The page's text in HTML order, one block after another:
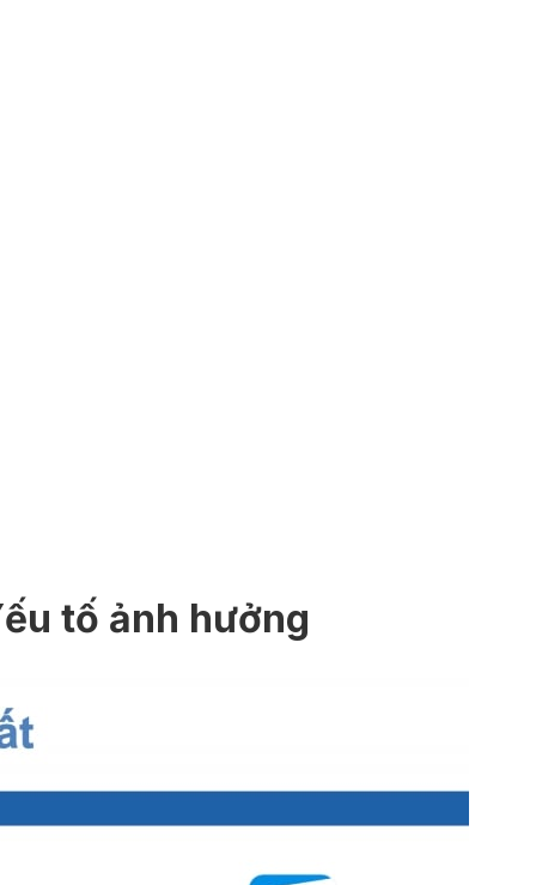
tố ảnh hưởng